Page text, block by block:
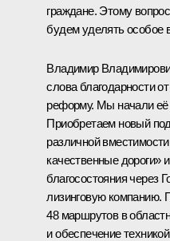
граждане. Этому
будем уделять особое
Владимир
слова благодарности
реформу. Мы начали её
Приобретаем новый
различной
качественные дороги»
благосостояния через
лизинговую компанию.
48 маршрутов в
и обеспечение